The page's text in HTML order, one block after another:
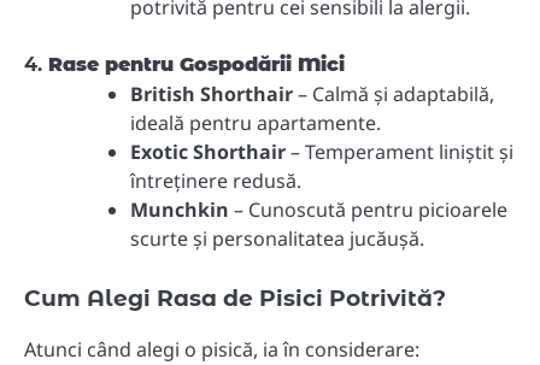
potrivită pentru cei sensibili la alergii.
4. Rase pentru Gospodării Mici
British Shorthair– Calmă și adaptabilă,
ideală pentru apartamente.
Exotic Shorthair– Temperament liniștit și
întreținere redusă.
Munchkin – Cunoscută pentru picioarele
scurte și personalitatea jucăușă.
Cum Alegi Rasa de Pisici Potrivită?
Atunci când alegi o pisică, ia în considerare: